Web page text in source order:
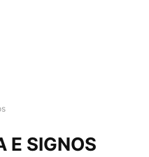
E SIGNOS